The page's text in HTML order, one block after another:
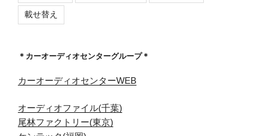
載せ替え
＊カーオーディオセンターグループ＊
カーオーディオセンターWEB
オーディオファイル(千葉)
尾林ファクトリー(東京)